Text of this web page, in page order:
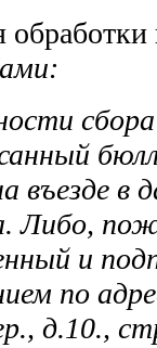
въезде в
Либо,
и
по
д.10.,